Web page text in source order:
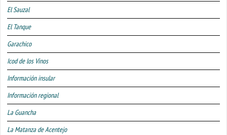
El Sauzal
El Tanque
Garachico
Icod de los Vinos
Información insular
Información regional
La Guancha
La Matanza de Acentejo